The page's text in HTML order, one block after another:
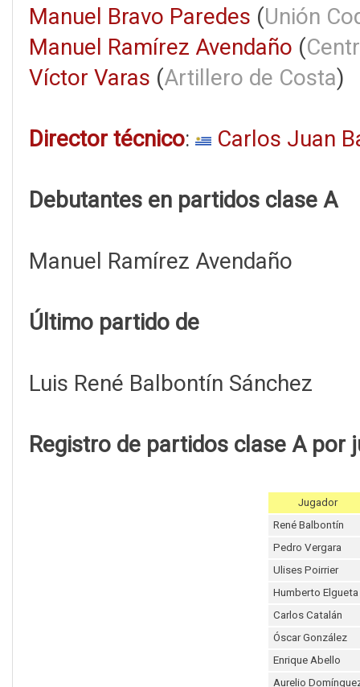
Manuel Bravo Paredes (Unión
Manuel Ramírez Avendaño (
Víctor Varas (Artillero de Costa)
Director técnico: Carlos Juan
Debutantes en partidos clase A
Manuel Ramírez Avendaño
Último partido de
Luis René Balbontín Sánchez
Registro de partidos clase A por
Jugador
René Balbontín
Pedro Vergara
Ulises Poirrier
Humberto Elgueta
Carlos Catalán
Óscar González
Enrique Abello
Aurelio